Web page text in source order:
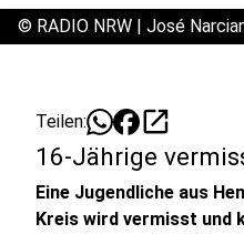
© RADIO NRW | José
Teilen: open_in_new
16-Jährige
Eine Jugendliche aus
Kreis wird vermisst und